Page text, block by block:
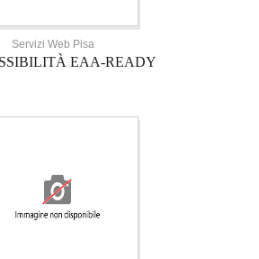
Servizi Web Pisa
EAA-READY